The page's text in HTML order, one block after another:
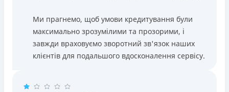
Ми прагнемо, щоб умови кредитування були
максимально зрозумілими та прозорими, і
завжди враховуємо зворотний зв'язок наших
клієнтів для подальшого вдосконалення сервісу.